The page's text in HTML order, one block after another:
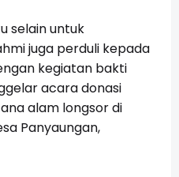
selain untuk
juga perduli kepada
kegiatan bakti
acara donasi
alam longsor di
Panyaungan,